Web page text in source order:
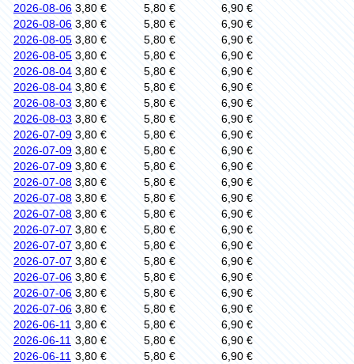
2026-08-06 3,80 € 5,80 €
6,90 €
2026-08-06 3,80 € 5,80 €
6,90 €
2026-08-05 3,80 € 5,80 €
6,90 €
2026-08-05 3,80 € 5,80 €
6,90 €
2026-08-04 3,80 € 5,80 €
6,90 €
2026-08-04 3,80 € 5,80 €
6,90 €
2026-08-03 3,80 € 5,80 €
6,90 €
2026-08-03 3,80 € 5,80 €
6,90 €
2026-07-09 3,80 € 5,80 €
6,90 €
2026-07-09 3,80 € 5,80 €
6,90 €
2026-07-09 3,80 € 5,80 €
6,90 €
2026-07-08 3,80 € 5,80 €
6,90 €
2026-07-08 3,80 € 5,80 €
6,90 €
2026-07-08 3,80 € 5,80 €
6,90 €
2026-07-07 3,80 € 5,80 €
6,90 €
2026-07-07 3,80 € 5,80 €
6,90 €
2026-07-07 3,80 € 5,80 €
6,90 €
2026-07-06 3,80 € 5,80 €
6,90 €
2026-07-06 3,80 € 5,80 €
6,90 €
2026-07-06 3,80 € 5,80 €
6,90 €
2026-06-11 3,80 € 5,80 €
6,90 €
2026-06-11 3,80 € 5,80 €
6,90 €
2026-06-11 3,80 € 5,80 €
6,90 €